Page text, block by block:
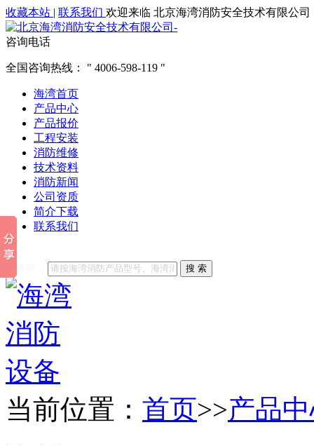
收藏本站 | 联系我们 欢迎来临 北京海湾消防安全技术有限公司
咨询电话
全国咨询热线： 4006-598-119
海湾首页
产品中心
产品报价
工程安装
消防维修
技术资料
消防新闻
公司资质
简介下载
联系我们
他们都在搜索:
搜 索
当前位置： 首页>>产品